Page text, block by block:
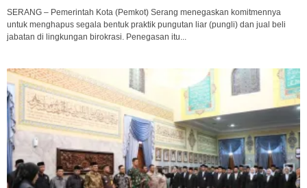
SERANG – Pemerintah Kota (Pemkot) Serang menegaskan komitmennya
untuk menghapus segala bentuk praktik pungutan liar (pungli) dan jual beli
jabatan di lingkungan birokrasi. Penegasan itu...